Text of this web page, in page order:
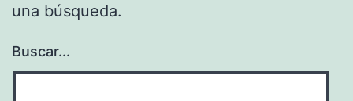
una búsqueda.
Buscar...